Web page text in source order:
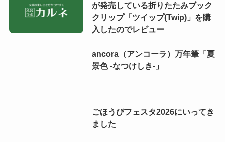
が発売している折りたたみブック
クリップ「ツイップ(Twip)」を購
入したのでレビュー
ancora（アンコーラ）万年筆「夏
景色 -なつけしき-」
ごほうびフェスタ2026にいってき
ました